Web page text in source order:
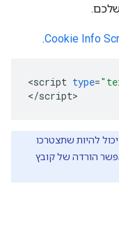
Cookie Info
.
<script type=
</script
יכול להיות שתצטרכו
הורדה של קובץ